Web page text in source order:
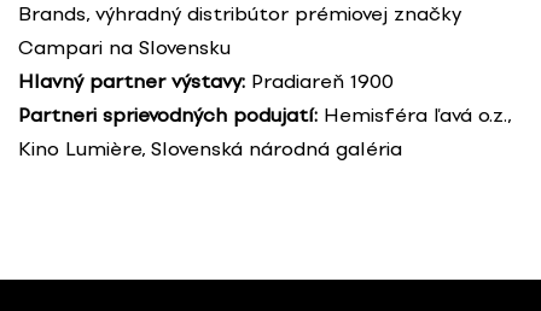
Brands, výhradný distribútor prémiovej značky
Campari na Slovensku
Hlavný partner výstavy: Pradiareň 1900
Partneri sprievodných podujatí: Hemisféra ľavá o.z.,
Kino Lumière, Slovenská národná galéria